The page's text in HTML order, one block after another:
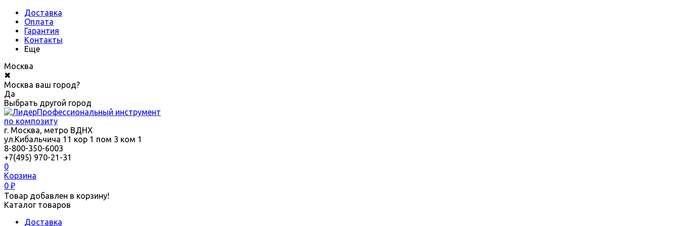
Доставка
Оплата
Гарантия
Контакты
Еще
Москва
✖
Москва ваш город?
Да
Выбрать другой город
Профессиональный инструмент
по композиту
г. Москва, метро ВДНХ
ул.Кибальчича 11 кор 1 пом 3 ком 1
8-800-350-6003
+7(495) 970-21-31
0
Корзина
0 ₽
Товар добавлен в корзину!
Каталог товаров
Доставка